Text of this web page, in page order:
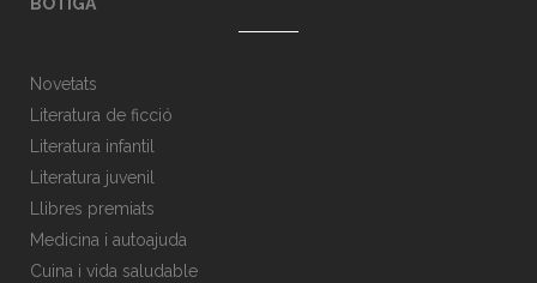
BOTIGA
Novetats
Literatura de ficció
Literatura infantil
Literatura juvenil
Llibres premiats
Medicina i autoajuda
Cuina i vida saludable